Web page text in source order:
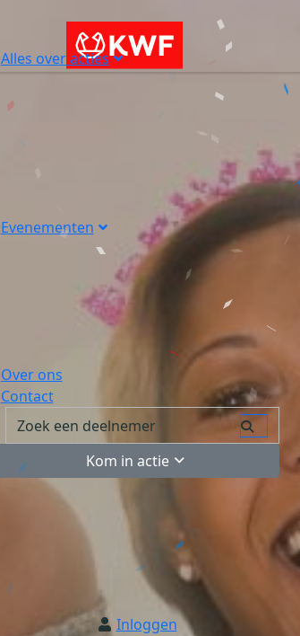
Alles over acties
Evenementen
Over ons
Contact
Kom in actie
Inloggen